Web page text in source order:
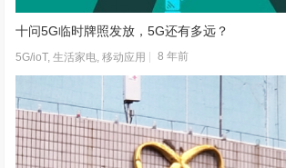
十问5G临时牌照发放，5G还有多远？
5G/ioT,生活家电,移动应用 8 年前